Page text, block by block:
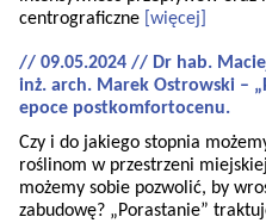
centrograficzne [więcej]
// 09.05.2024 // Dr hab.
inż. arch. Marek Ostrowski –
epoce postkomfortocenu.
Czy i do jakiego stopnia
roślinom w przestrzeni
możemy sobie pozwolić, by
zabudowę? „Porastanie”